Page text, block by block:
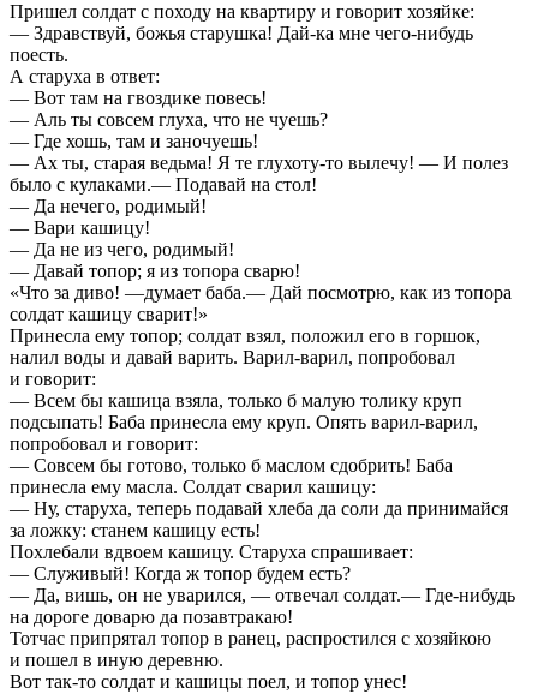
Пришел солдат с походу на квартиру и говорит хозяйке:
— Здравствуй, божья старушка! Дай-ка мне чего-нибудь
поесть.
А старуха в ответ:
— Вот там на гвоздике повесь!
— Аль ты совсем глуха, что не чуешь?
— Где хошь, там и заночуешь!
— Ах ты, старая ведьма! Я те глухоту-то вылечу! — И полез
было с кулаками.— Подавай на стол!
— Да нечего, родимый!
— Вари кашицу!
— Да не из чего, родимый!
— Давай топор; я из топора сварю!
«Что за диво! —думает баба.— Дай посмотрю, как из топора
солдат кашицу сварит!»
Принесла ему топор; солдат взял, положил его в горшок,
налил воды и давай варить. Варил-варил, попробовал
и говорит:
— Всем бы кашица взяла, только б малую толику круп
подсыпать! Баба принесла ему круп. Опять варил-варил,
попробовал и говорит:
— Совсем бы готово, только б маслом сдобрить! Баба
принесла ему масла. Солдат сварил кашицу:
— Ну, старуха, теперь подавай хлеба да соли да принимайся
за ложку: станем кашицу есть!
Похлебали вдвоем кашицу. Старуха спрашивает:
— Служивый! Когда ж топор будем есть?
— Да, вишь, он не уварился, — отвечал солдат.— Где-нибудь
на дороге доварю да позавтракаю!
Тотчас припрятал топор в ранец, распростился с хозяйкою
и пошел в иную деревню.
Вот так-то солдат и кашицы поел, и топор унес!